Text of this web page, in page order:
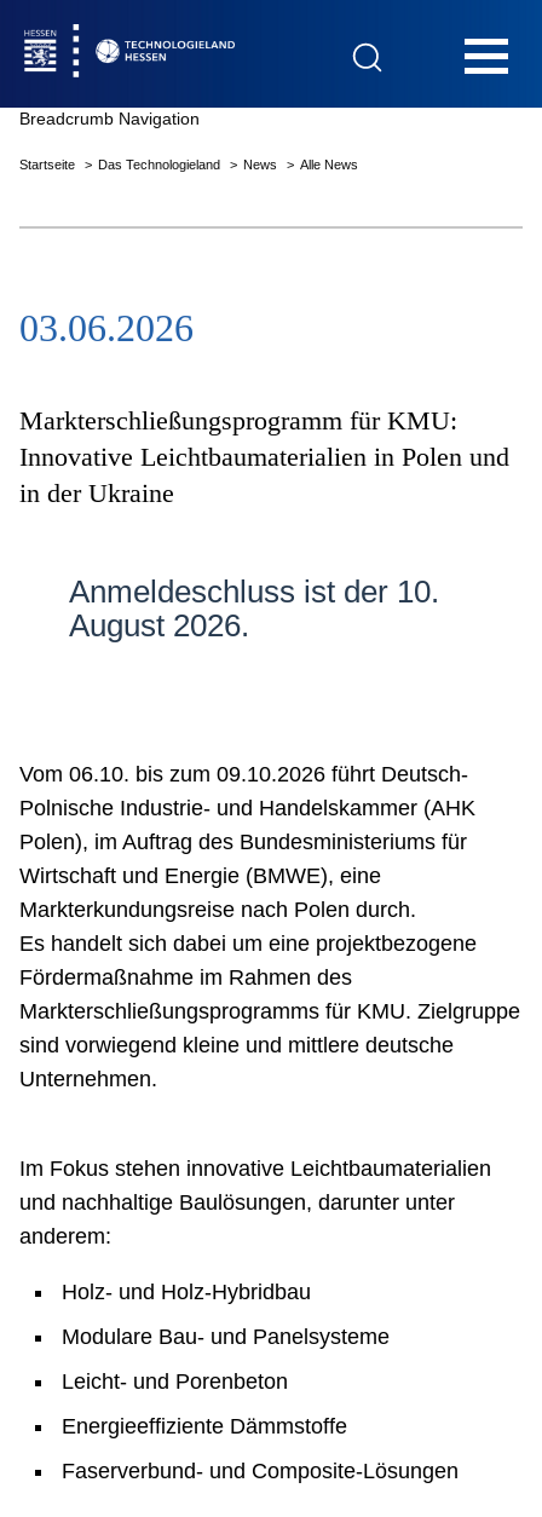
Das Technologieland
Innovationsfelder
Beratung & Förderung
Breadcrumb Navigation
Startseite Das Technologieland News Alle News
03.06.2026
Markterschließungsprogramm für KMU:
Innovative Leichtbaumaterialien in Polen und
in der Ukraine
Anmeldeschluss ist der 10.
August 2026.
Vom 06.10. bis zum 09.10.2026 führt Deutsch-
Polnische Industrie- und Handelskammer (AHK
Polen), im Auftrag des Bundesministeriums für
Wirtschaft und Energie (BMWE), eine
Markterkundungsreise nach Polen durch.
Es handelt sich dabei um eine projektbezogene
Fördermaßnahme im Rahmen des
Markterschließungsprogramms für KMU. Zielgruppe
sind vorwiegend kleine und mittlere deutsche
Unternehmen.
Im Fokus stehen innovative Leichtbaumaterialien
und nachhaltige Baulösungen, darunter unter
anderem:
Holz- und Holz-Hybridbau
Modulare Bau- und Panelsysteme
Leicht- und Porenbeton
Energieeffiziente Dämmstoffe
Faserverbund- und Composite-Lösungen